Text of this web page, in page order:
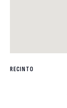
RECINTO